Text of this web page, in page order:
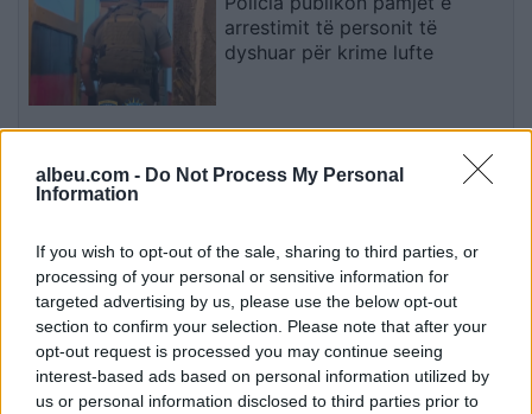
albeu.com - Do Not Process My Personal
Information
If you wish to opt-out of the sale, sharing to third parties, or
processing of your personal or sensitive information for
targeted advertising by us, please use the below opt-out
section to confirm your selection. Please note that after your
opt-out request is processed you may continue seeing
interest-based ads based on personal information utilized by
us or personal information disclosed to third parties prior to
arrestimit të personit të
dyshuar për krime lufte
konstituohet, seanca shtyhet
Lamine Yamal i mbyll
hapësirat, talenti suedez drejt
largimit nga Barcelona